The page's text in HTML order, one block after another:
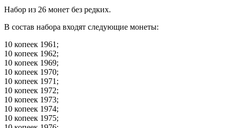
Набор из 26 монет без редких.
В состав набора входят следующие монеты:
10 копеек 1961;
10 копеек 1962;
10 копеек 1969;
10 копеек 1970;
10 копеек 1971;
10 копеек 1972;
10 копеек 1973;
10 копеек 1974;
10 копеек 1975;